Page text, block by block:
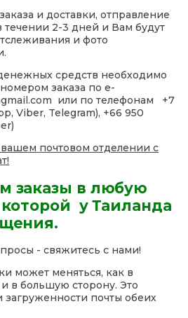
и доставки, отправление
течении 2-3 дней и Вам будут
и фото
средств необходимо
заказа по e-
или по телефонам +7
Viber, Telegram), +66 950
почтовом отделении с
заказы в любую
у Таиланда
- свяжитесь с нами!
может меняться, как в
в большую сторону. Это
загруженности почты обеих